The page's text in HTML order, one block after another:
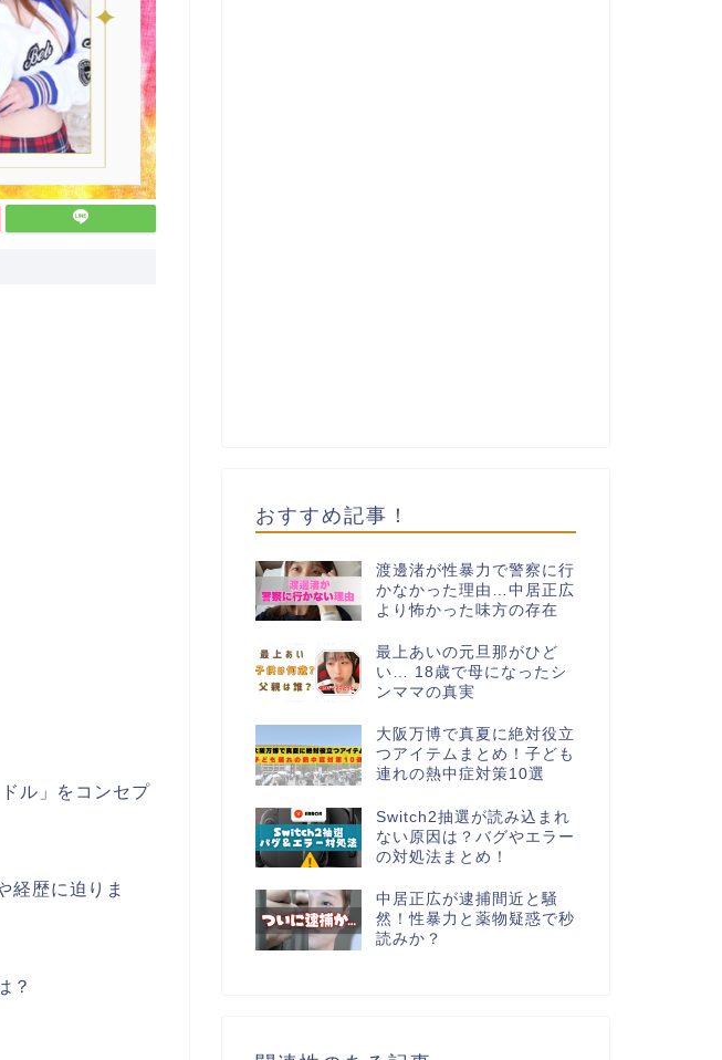
ル」をコンセプ
経歴に迫りま
？
おすすめ記事！
渡邊渚が性暴力で警察に行
かなかった理由…中居正広
より怖かった味方の存在
最上あいの元旦那がひど
い… 18歳で母になったシ
ンママの真実
大阪万博で真夏に絶対役立
つアイテムまとめ！子ども
連れの熱中症対策10選
Switch2抽選が読み込まれ
ない原因は？バグやエラー
の対処法まとめ！
中居正広が逮捕間近と騒
然！性暴力と薬物疑惑で秒
読みか？